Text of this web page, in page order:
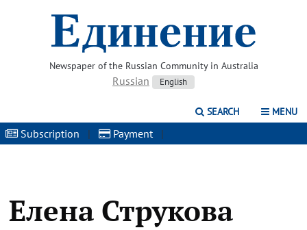
Newspaper of the Russian Community in Australia
Russian English
SEARCH MENU
Subscription | Payment |
Елена Струкова